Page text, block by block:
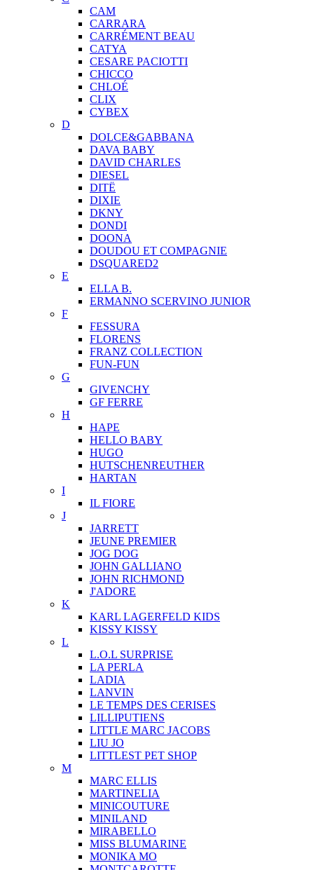
CAM
CARRARA
CARRÉMENT BEAU
CATYA
CESARE PACIOTTI
CHICCO
CHLOÉ
CLIX
CYBEX
D
DOLCE&GABBANA
DAVA BABY
DAVID CHARLES
DIESEL
DITЁ
DIXIE
DKNY
DONDI
DOONA
DOUDOU ET COMPAGNIE
DSQUARED2
E
ELLA B.
ERMANNO SCERVINO JUNIOR
F
FESSURA
FLORENS
FRANZ COLLECTION
FUN-FUN
G
GIVENCHY
GF FERRE
H
HAPE
HELLO BABY
HUGO
HUTSCHENREUTHER
HARTAN
I
IL FIORE
J
JARRETT
JEUNE PREMIER
JOG DOG
JOHN GALLIANO
JOHN RICHMOND
J'ADORE
K
KARL LAGERFELD KIDS
KISSY KISSY
L
L.O.L SURPRISE
LA PERLA
LADIA
LANVIN
LE TEMPS DES CERISES
LILLIPUTIENS
LITTLE MARC JACOBS
LIU JO
LITTLEST PET SHOP
M
MARC ELLIS
MARTINELIA
MINICOUTURE
MINILAND
MIRABELLO
MISS BLUMARINE
MONIKA MO